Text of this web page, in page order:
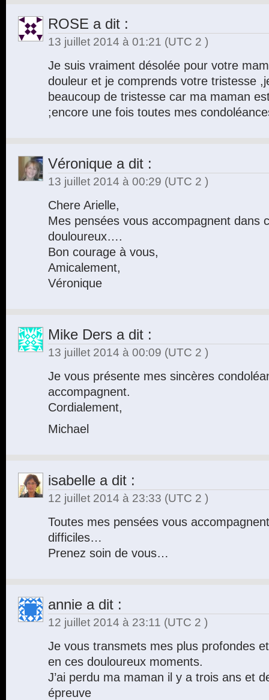
ROSE a dit :
13 juillet 2014 à 01:21 (UTC 2 )
Je suis vraiment désolée pour votre
douleur et je comprends votre tristesse
beaucoup de tristesse car ma maman
;encore une fois toutes mes
Véronique a dit :
13 juillet 2014 à 00:29 (UTC 2 )
Chere Arielle,
Mes pensées vous accompagnent dans
douloureux….
Bon courage à vous,
Amicalement,
Véronique
Mike Ders a dit :
13 juillet 2014 à 00:09 (UTC 2 )
Je vous présente mes sincères
accompagnent.
Cordialement,
Michael
isabelle a dit :
12 juillet 2014 à 23:33 (UTC 2 )
Toutes mes pensées vous
difficiles…
Prenez soin de vous…
annie a dit :
12 juillet 2014 à 23:11 (UTC 2 )
Je vous transmets mes plus profondes
en ces douloureux moments.
J’ai perdu ma maman il y a trois ans et
épreuve